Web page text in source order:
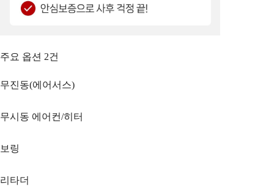
주요 옵션 2건
무진동(에어서스)
무시동 에어컨/히터
보링
리타더